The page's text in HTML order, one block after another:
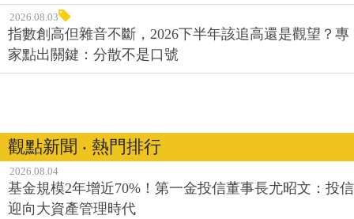
2026.08.03
指數創高但雜音不斷，2026下半年該追高還是觀望？專
家點出關鍵：分散不是口號
觀點新聞 ‧ 熱門排行
2026.08.04
基金規模2年增近70%！第一金投信董事長尤昭文：投信
迎向大資產管理時代